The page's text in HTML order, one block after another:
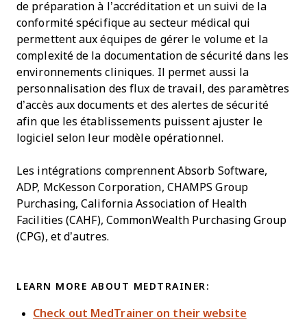
de préparation à l’accréditation et un suivi de la
conformité spécifique au secteur médical qui
permettent aux équipes de gérer le volume et la
complexité de la documentation de sécurité dans les
environnements cliniques. Il permet aussi la
personnalisation des flux de travail, des paramètres
d’accès aux documents et des alertes de sécurité
afin que les établissements puissent ajuster le
logiciel selon leur modèle opérationnel.
Les intégrations comprennent Absorb Software,
ADP, McKesson Corporation, CHAMPS Group
Purchasing, California Association of Health
Facilities (CAHF), CommonWealth Purchasing Group
(CPG), et d’autres.
LEARN MORE ABOUT MEDTRAINER:
Check out MedTrainer on their website